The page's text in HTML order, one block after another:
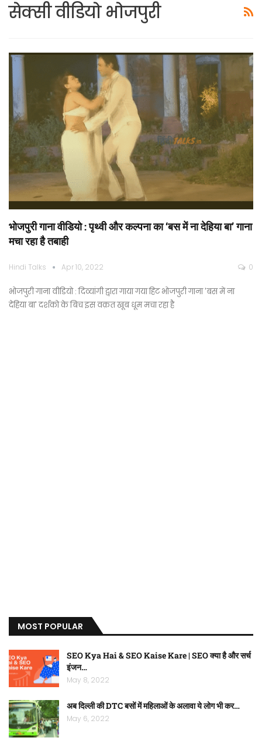
सेक्सी वीडियो भोजपुरी
भोजपुरी गाना वीडियो : पृथ्वी और कल्पना का ‘बस में ना देहिया बा’ गाना
मचा रहा है तबाही
Hindi Talks Apr 10, 2022 0
भोजपुरी गाना वीडियो : दिव्यांगी द्वारा गाया गया हिट भोजपुरी गाना 'बस में ना
देहिया बा' दर्शको के बिच इस वक़त खूब धूम मचा रहा है
MOST POPULAR
SEO Kya Hai & SEO Kaise Kare | SEO क्या है और सर्च
इंजन…
May 8, 2022
अब दिल्ली की DTC बसों में महिलाओं के अलावा ये लोग भी कर…
May 6, 2022